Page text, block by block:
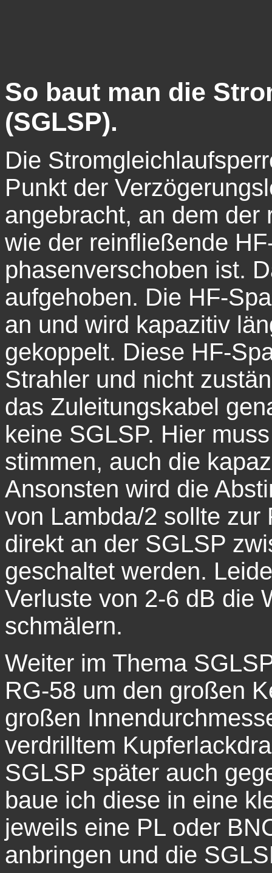
So baut man die
(SGLSP).
Die
Punkt der
angebracht, an dem der
wie der reinfließende
phasenverschoben ist.
aufgehoben. Die HF-
an und wird kapazitiv
gekoppelt. Diese HF-
Strahler und nicht
das Zuleitungskabel
keine SGLSP. Hier
stimmen, auch die
Ansonsten wird die
von Lambda/2 sollte zur
direkt an der SGLSP
geschaltet werden.
Verluste von 2-6 dB die
schmälern.
Weiter im Thema
RG-58 um den großen
großen
verdrilltem
SGLSP später auch
baue ich diese in eine
jeweils eine PL oder
anbringen und die